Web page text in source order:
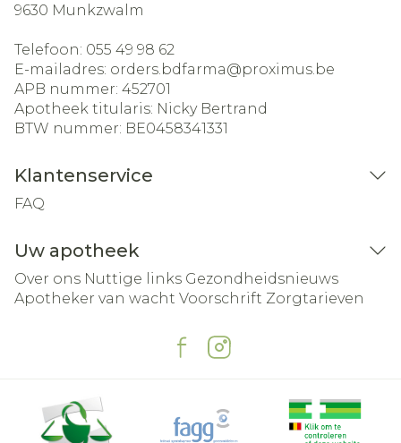
9630 Munkzwalm
Telefoon: 055 49 98 62
E-mailadres: orders.bdfarma@proximus.be
APB nummer: 452701
Apotheek titularis: Nicky Bertrand
BTW nummer: BE0458341331
Klantenservice
FAQ
Uw apotheek
Over ons Nuttige links Gezondheidsnieuws
Apotheker van wacht Voorschrift Zorgtarieven